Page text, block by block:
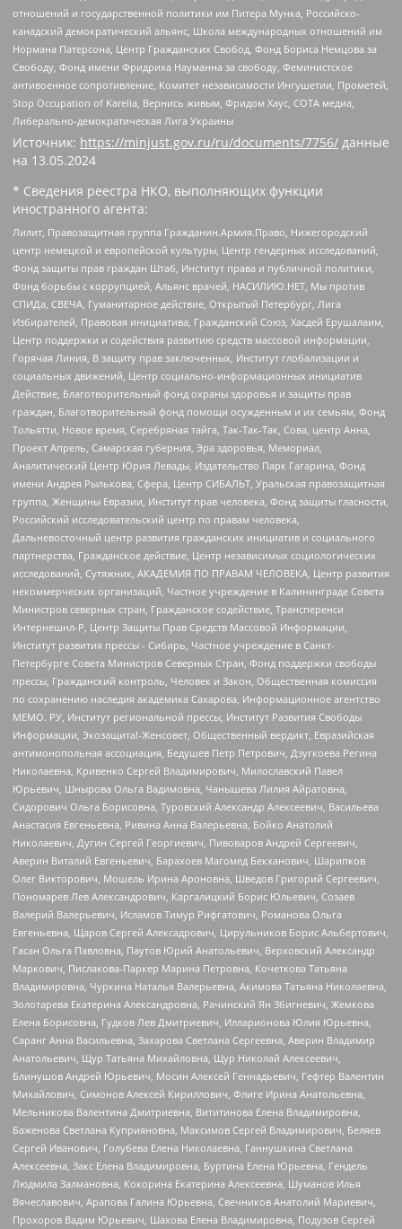
отношений и государственной политики им Питера Мунка, Российско-
канадский демократический альянс, Школа международных отношений им
Нормана Патерсона, Центр Гражданских Свобод, Фонд Бориса Немцова за
Свободу, Фонд имени Фридриха Науманна за свободу, Феминистское
антивоенное сопротивление, Комитет независимости Ингушетии, Прометей,
Stop Occupation of Karelia, Вернись живым, Фридом Хаус, СОТА медиа,
Либерально-демократическая Лига Украины
Источник: https://minjust.gov.ru/ru/documents/7756/ данные
на 13.05.2024
* Сведения реестра НКО, выполняющих функции
иностранного агента:
Лилит, Правозащитная группа Гражданин.Армия.Право, Нижегородский
центр немецкой и европейской культуры, Центр гендерных исследований,
Фонд защиты прав граждан Штаб, Институт права и публичной политики,
Фонд борьбы с коррупцией, Альянс врачей, НАСИЛИЮ.НЕТ, Мы против
СПИДа, СВЕЧА, Гуманитарное действие, Открытый Петербург, Лига
Избирателей, Правовая инициатива, Гражданский Союз, Хасдей Ерушалаим,
Центр поддержки и содействия развитию средств массовой информации,
Горячая Линия, В защиту прав заключенных, Институт глобализации и
социальных движений, Центр социально-информационных инициатив
Действие, Благотворительный фонд охраны здоровья и защиты прав
граждан, Благотворительный фонд помощи осужденным и их семьям, Фонд
Тольятти, Новое время, Серебряная тайга, Так-Так-Так, Сова, центр Анна,
Проект Апрель, Самарская губерния, Эра здоровья, Мемориал,
Аналитический Центр Юрия Левады, Издательство Парк Гагарина, Фонд
имени Андрея Рылькова, Сфера, Центр СИБАЛЬТ, Уральская правозащитная
группа, Женщины Евразии, Институт прав человека, Фонд защиты гласности,
Российский исследовательский центр по правам человека,
Дальневосточный центр развития гражданских инициатив и социального
партнерства, Гражданское действие, Центр независимых социологических
исследований, Сутяжник, АКАДЕМИЯ ПО ПРАВАМ ЧЕЛОВЕКА, Центр развития
некоммерческих организаций, Частное учреждение в Калининграде Совета
Министров северных стран, Гражданское содействие, Трансперенси
Интернешнл-Р, Центр Защиты Прав Средств Массовой Информации,
Институт развития прессы - Сибирь, Частное учреждение в Санкт-
Петербурге Совета Министров Северных Стран, Фонд поддержки свободы
прессы, Гражданский контроль, Человек и Закон, Общественная комиссия
по сохранению наследия академика Сахарова, Информационное агентство
МЕМО. РУ, Институт региональной прессы, Институт Развития Свободы
Информации, Экозащита!-Женсовет, Общественный вердикт, Евразийская
антимонопольная ассоциация, Бедушев Петр Петрович, Дзугкоева Регина
Николаевна, Кривенко Сергей Владимирович, Милославский Павел
Юрьевич, Шнырова Ольга Вадимовна, Чанышева Лилия Айратовна,
Сидорович Ольга Борисовна, Туровский Александр Алексеевич, Васильева
Анастасия Евгеньевна, Ривина Анна Валерьевна, Бойко Анатолий
Николаевич, Дугин Сергей Георгиевич, Пивоваров Андрей Сергеевич,
Аверин Виталий Евгеньевич, Барахоев Магомед Бекханович, Шарипков
Олег Викторович, Мошель Ирина Ароновна, Шведов Григорий Сергеевич,
Пономарев Лев Александрович, Каргалицкий Борис Юльевич, Созаев
Валерий Валерьевич, Исламов Тимур Рифгатович, Романова Ольга
Евгеньевна, Щаров Сергей Алексадрович, Цирульников Борис Альбертович,
Гасан Ольга Павловна, Паутов Юрий Анатольевич, Верховский Александр
Маркович, Пислакова-Паркер Марина Петровна, Кочеткова Татьяна
Владимировна, Чуркина Наталья Валерьевна, Акимова Татьяна Николаевна,
Золотарева Екатерина Александровна, Рачинский Ян Збигневич, Жемкова
Елена Борисовна, Гудков Лев Дмитриевич, Илларионова Юлия Юрьевна,
Саранг Анна Васильевна, Захарова Светлана Сергеевна, Аверин Владимир
Анатольевич, Щур Татьяна Михайловна, Щур Николай Алексеевич,
Блинушов Андрей Юрьевич, Мосин Алексей Геннадьевич, Гефтер Валентин
Михайлович, Симонов Алексей Кириллович, Флиге Ирина Анатольевна,
Мельникова Валентина Дмитриевна, Вититинова Елена Владимировна,
Баженова Светлана Куприяновна, Максимов Сергей Владимирович, Беляев
Сергей Иванович, Голубева Елена Николаевна, Ганнушкина Светлана
Алексеевна, Закс Елена Владимировна, Буртина Елена Юрьевна, Гендель
Людмила Залмановна, Кокорина Екатерина Алексеевна, Шуманов Илья
Вячеславович, Арапова Галина Юрьевна, Свечников Анатолий Мариевич,
Прохоров Вадим Юрьевич, Шахова Елена Владимировна, Подузов Сергей